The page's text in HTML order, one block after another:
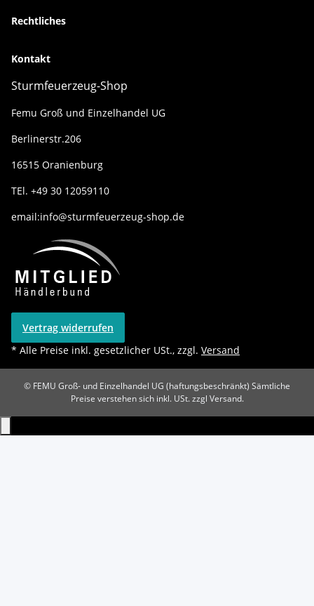
Rechtliches
Kontakt
Sturmfeuerzeug-Shop
Femu Groß und Einzelhandel UG
Berlinerstr.206
16515 Oranienburg
TEl. +49 30 12059110
email:info@sturmfeuerzeug-shop.de
Vertrag widerrufen
* Alle Preise inkl. gesetzlicher USt., zzgl. Versand
© FEMU Groß- und Einzelhandel UG (haftungsbeschränkt) Sämtliche
Preise verstehen sich inkl. USt. zzgl Versand.